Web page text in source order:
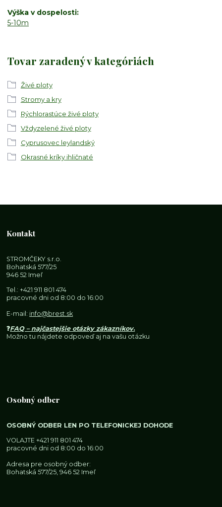
Výška v dospelosti
5-10m
Tovar zaradený v kategóriách
Živé ploty
Stromy a kry
Rýchlorastúce živé ploty
Vždyzelené živé ploty
Cyprusovec leylandský
Okrasné kríky ihličnaté
Kontakt
STROMČEKY s.r.o.
Bohatská 577/25
946 52 Imeľ
Tel.:+421 911 801 474
pracovné dni od 8:00 do 16:00
E-mail: info@brest.sk
❓FAQ – najčastejšie otázky zákazníkov.
Možno tu nájdete odpoveď aj na vašu otázku
Osobný odber
OSOBNÝ ODBER LEN PO TELEFONICKEJ DOHODE
VOLAJTE+421 911 801 474
pracovné dni od 8:00 do 16:00
Adresa pre osobný odber:
Bohatská 577/25, 946 52 Imeľ